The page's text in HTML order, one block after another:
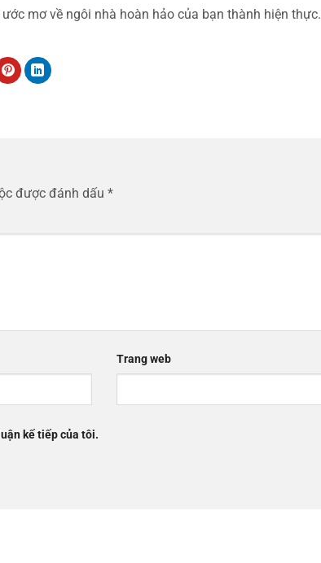
mơ về ngôi nhà hoàn hảo của bạn thành hiện thực.
được đánh dấu *
Trang web
kế tiếp của tôi.